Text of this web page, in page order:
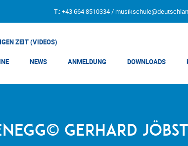
T.: +43 664 8510334 /
ZEIT (VIDEOS)
NEWS ANMELDUNG DOWNLOADS
Gerhard